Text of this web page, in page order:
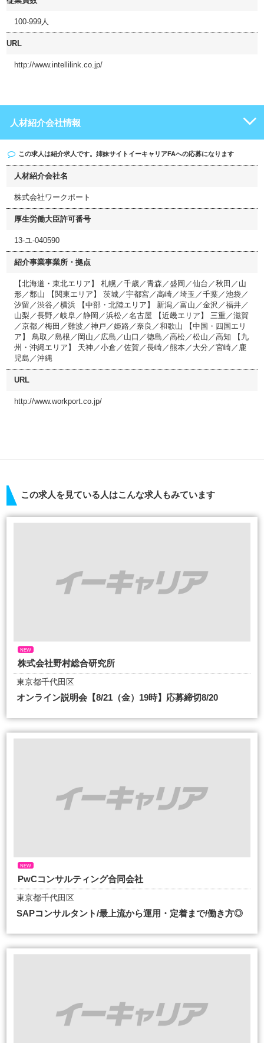
100-999人
URL
http://www.intellilink.co.jp/
人材紹介会社情報
この求人は紹介求人です。姉妹サイト イーキャリアFAへの応募になります
人材紹介会社名
株式会社ワークポート
厚生労働大臣許可番号
13-ユ-040590
紹介事業事業所・拠点
【北海道・東北エリア】 札幌／千歳／青森／盛岡／仙台／秋田／山
形／郡山 【関東エリア】 茨城／宇都宮／高崎／埼玉／千葉／池袋／
汐留／渋谷／横浜 【中部・北陸エリア】 新潟／富山／金沢／福井／
山梨／長野／岐阜／静岡／浜松／名古屋 【近畿エリア】 三重／滋賀
／京都／梅田／難波／神戸／姫路／奈良／和歌山 【中国・四国エリ
ア】 鳥取／島根／岡山／広島／山口／徳島／高松／松山／高知 【九
州・沖縄エリア】 天神／小倉／佐賀／長崎／熊本／大分／宮崎／鹿
児島／沖縄
URL
http://www.workport.co.jp/
この求人を見ている人はこんな求人もみています
NEW
株式会社野村総合研究所
東京都千代田区
オンライン説明会【8/21（金）19時】応募締切8/20
NEW
PwCコンサルティング合同会社
東京都千代田区
SAPコンサルタント/最上流から運用・定着まで/働き方◎